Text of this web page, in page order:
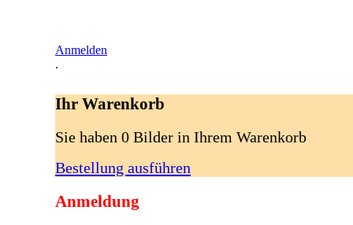
Anmelden
.
Ihr Warenkorb
Sie haben 0 Bilder in Ihrem Warenkorb
Bestellung ausführen
Anmeldung